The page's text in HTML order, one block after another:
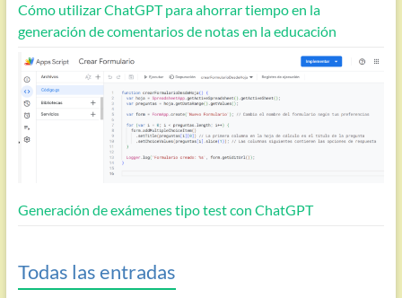
Cómo utilizar ChatGPT para ahorrar tiempo en la
generación de comentarios de notas en la educación
Generación de exámenes tipo test con ChatGPT
Todas las entradas